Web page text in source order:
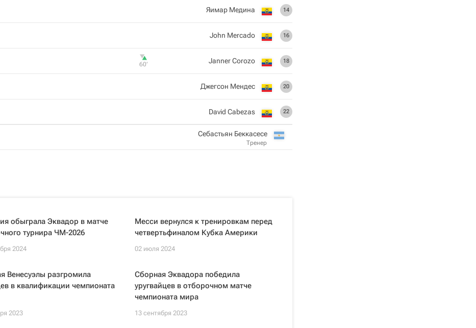
14
Яимар Медина
16
John Mercado
18
Janner Corozo
60‎’‎
20
Джегсон Мендес
22
David Cabezas
Себастьян Беккасесе
Тренер
обыграла Эквадор в матче
турнира ЧМ-2026
2024
Месси вернулся к тренировкам перед
четвертьфиналом Кубка Америки
02 июля 2024
Венесуэлы разгромила
в квалификации чемпионата
2023
Сборная Эквадора победила
уругвайцев в отборочном матче
чемпионата мира
13 сентября 2023